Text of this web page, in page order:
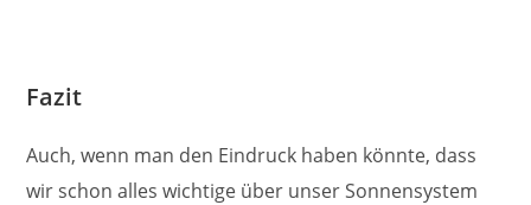
Fazit
Auch, wenn man den Eindruck haben könnte, dass
wir schon alles wichtige über unser Sonnensystem